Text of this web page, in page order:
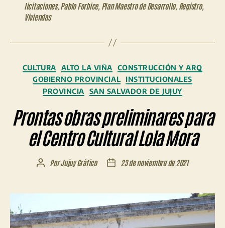
licitaciones, Pablo Forbice, Plan Maestro de Desarrollo, Registro,
Viviendas
Categorías
CULTURA ALTO LA VIÑA
CONSTRUCCIÓN Y ARQ
GOBIERNO PROVINCIAL
INSTITUCIONALES
PROVINCIA
SAN SALVADOR DE JUJUY
Prontas obras preliminares para
el Centro Cultural Lola Mora
Autor
entrada
PorJujuy Gráfico
Fecha
entrada
23 de noviembre de 2021